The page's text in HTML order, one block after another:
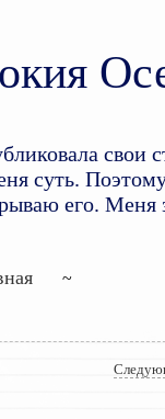
свои
суть.
его. Меня
к основному
к